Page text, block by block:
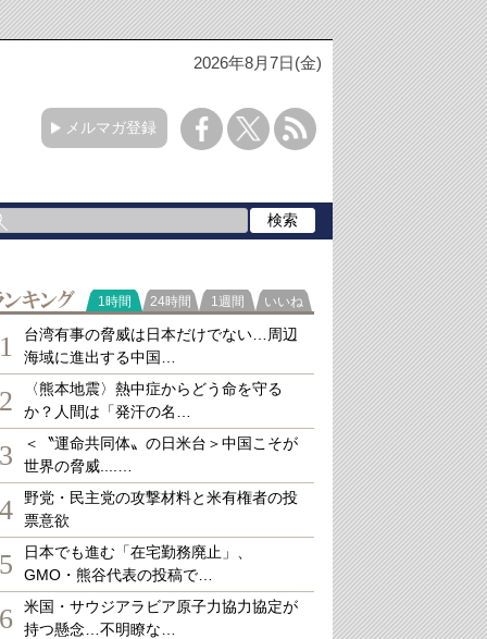
2026年8月7日(金)
メルマガ登録
ランキング
1時間 24時間 1週間 いいね
1
台湾有事の脅威は日本だけでない…周辺
海域に進出する中国…
2
〈熊本地震〉熱中症からどう命を守る
か？人間は「発汗の名…
3
＜〝運命共同体〟の日米台＞中国こそが
世界の脅威....…
4
野党・民主党の攻撃材料と米有権者の投
票意欲
5
日本でも進む「在宅勤務廃止」、
GMO・熊谷代表の投稿で…
6
米国・サウジアラビア原子力協力協定が
持つ懸念…不明瞭な…